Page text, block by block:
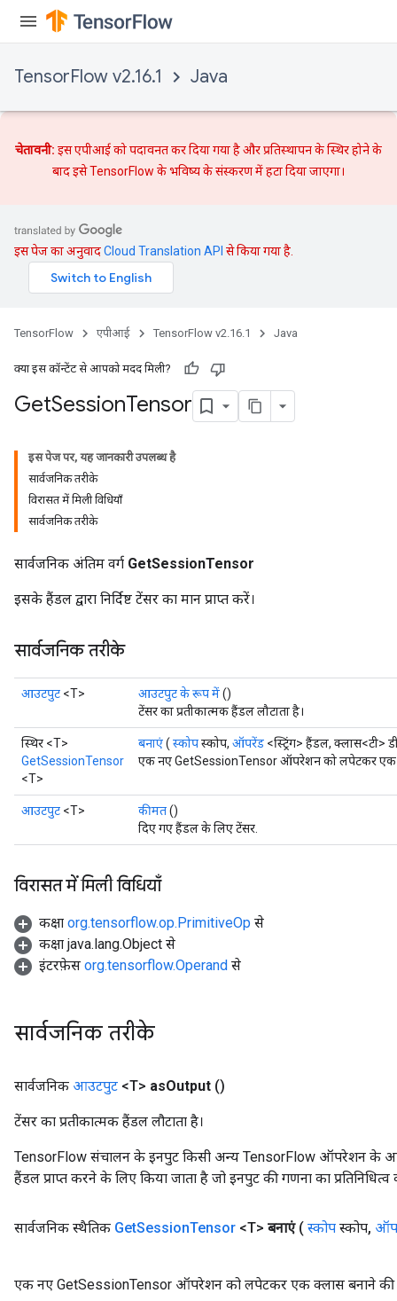
TensorFlow v2.16.1 Java
चेतावनी: इस एपीआई को पदावनत कर दिया गया है औरप्रतिस्थापनके स्थिर होने के
बाद इसे TensorFlow के भविष्य के संस्करण में हटा दिया जाएगा।
इस पेज का अनुवादCloud Translation API से किया गया है.
TensorFlow एपीआई TensorFlow v2.16.1 Java
क्या इस कॉन्टेंट से आपको मदद मिली?
GetSessionTensor
इस पेज पर, यह जानकारी उपलब्ध है
सार्वजनिक तरीके
विरासत में मिली विधियाँ
सार्वजनिक तरीके
सार्वजनिक अंतिम वर्ग GetSessionTensor
इसके हैंडल द्वारा निर्दिष्ट टेंसर का मान प्राप्त करें।
सार्वजनिक तरीके
आउटपुट <T> आउटपुट के रूप में()
टेंसर का प्रतीकात्मक हैंडल लौटाता है।
स्थिर <T>
GetSessionTensor
<T>
बनाएं( स्कोपस्कोप, ऑपरेंड <स्ट्रिंग> हैंडल, क्लास<टी>
एक नए GetSessionTensor ऑपरेशन को लपेटकर एक
आउटपुट <T> कीमत()
दिए गए हैंडल के लिए टेंसर.
विरासत में मिली विधियाँ
कक्षा org.tensorflow.op.PrimitiveOp से
कक्षा java.lang.Object से
इंटरफ़ेस org.tensorflow.Operand से
सार्वजनिक तरीके
सार्वजनिक आउटपुट <T> asOutput ()
टेंसर का प्रतीकात्मक हैंडल लौटाता है।
TensorFlow संचालन के इनपुट किसी अन्य TensorFlow ऑपरेशन के
हैंडल प्राप्त करने के लिए किया जाता है जो इनपुट की गणना का प्रतिनिधित्व
सार्वजनिक स्थैतिक GetSessionTensor <T> बनाएं ( स्कोप स्कोप,
एक नए GetSessionTensor ऑपरेशन को लपेटकर एक क्लास बनाने की